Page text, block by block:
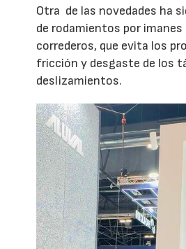
Otra de las novedades ha
de rodamientos por
correderos, que evita los
fricción y desgaste de los
deslizamientos.